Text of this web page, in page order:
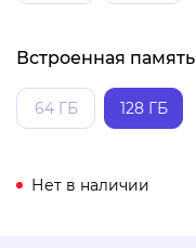
Встроенная память
64 ГБ 128 ГБ
Нет в наличии